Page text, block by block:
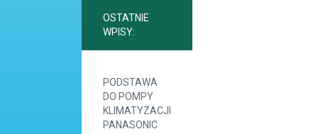
OSTATNIE
WPISY:
PODSTAWA
DO POMPY
KLIMATYZACJI
PANASONIC